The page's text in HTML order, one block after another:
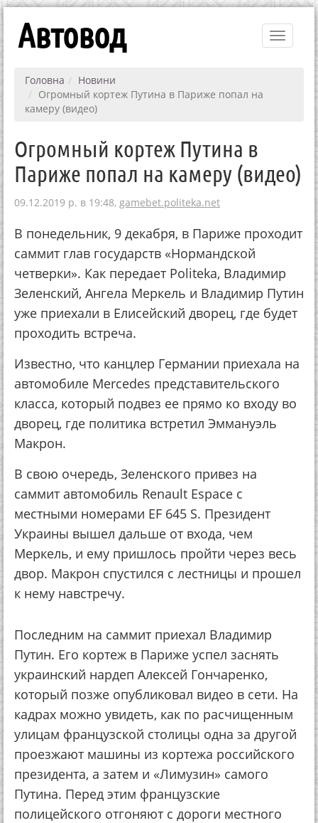
Toggle
Автовод
Головна
Новини
Огромный кортеж Путина в Париже попал на
камеру (видео)
Огромный кортеж Путина в
Париже попал на камеру (видео)
09.12.2019 р. в 19:48, gamebet.politeka.net
В понедельник, 9 декабря, в Париже проходит
саммит глав государств «Нормандской
четверки». Как передает Politeka, Владимир
Зеленский, Ангела Меркель и Владимир Путин
уже приехали в Елисейский дворец, где будет
проходить встреча.
Известно, что канцлер Германии приехала на
автомобиле Merсedes представительского
класса, который подвез ее прямо ко входу во
дворец, где политика встретил Эммануэль
Макрон.
В свою очередь, Зеленского привез на
саммит автомобиль Renault Espace с
местными номерами EF 645 S. Президент
Украины вышел дальше от входа, чем
Меркель, и ему пришлось пройти через весь
двор. Макрон спустился с лестницы и прошел
к нему навстречу.
Последним на саммит приехал Владимир
Путин. Его кортеж в Париже успел заснять
украинский нардеп Алексей Гончаренко,
который позже опубликовал видео в сети. На
кадрах можно увидеть, как по расчищенным
улицам французской столицы одна за другой
проезжают машины из кортежа российского
президента, а затем и «Лимузин» самого
Путина. Перед этим французские
полицейского отгоняют с дороги местного